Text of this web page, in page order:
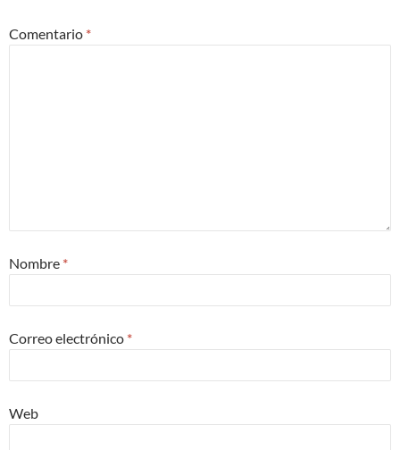
Comentario *
Nombre *
Correo electrónico *
Web